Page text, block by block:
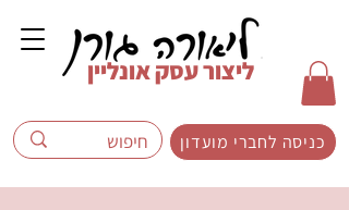
כניסה לחברי מועדון
ליצור עסק אונליין